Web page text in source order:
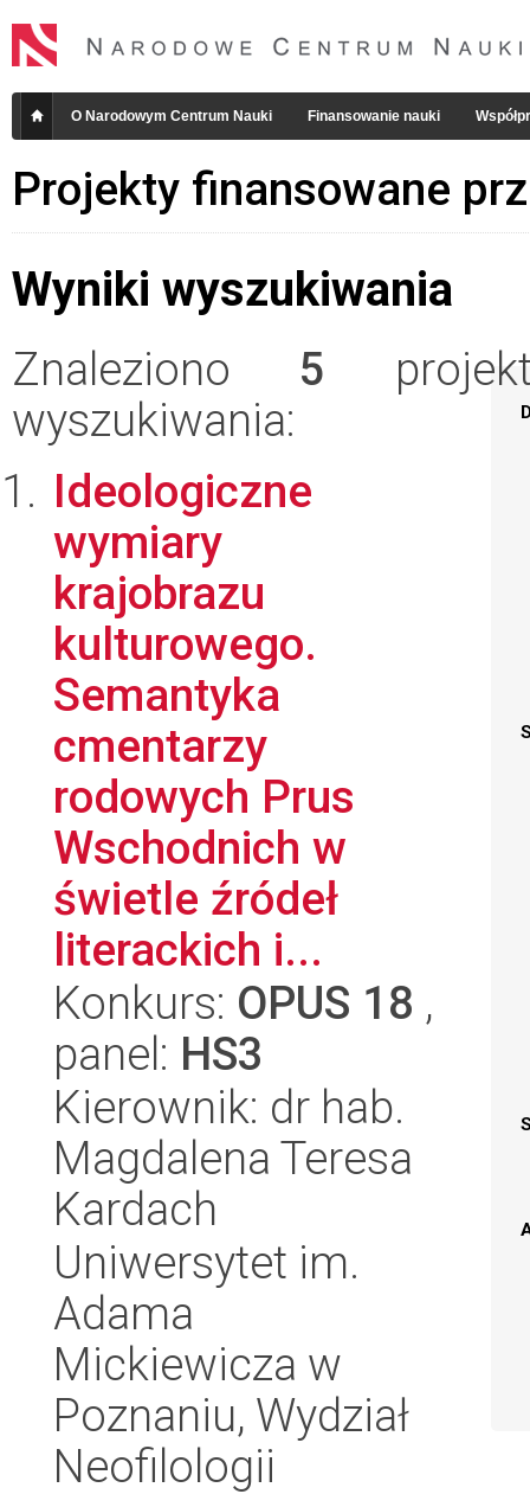
O Narodowym Centrum Nauki Finansowanie nauki
Projekty finansowane
Wyniki wyszukiwania
Znaleziono 5
wyszukiwania:
Ideologiczne
wymiary
krajobrazu
kulturowego.
Semantyka
cmentarzy
rodowych Prus
Wschodnich w
świetle źródeł
literackich i...
Konkurs: OPUS 18 ,
panel: HS3
Kierownik: dr hab.
Magdalena Teresa
Kardach
Uniwersytet im.
Adama
Mickiewicza w
Poznaniu, Wydział
Neofilologii